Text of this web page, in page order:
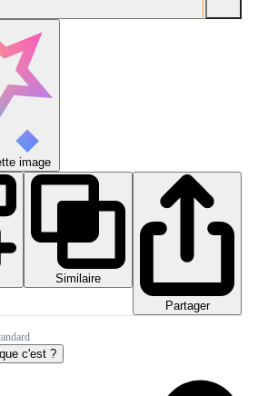
image
Similaire
Partager
c'est ?